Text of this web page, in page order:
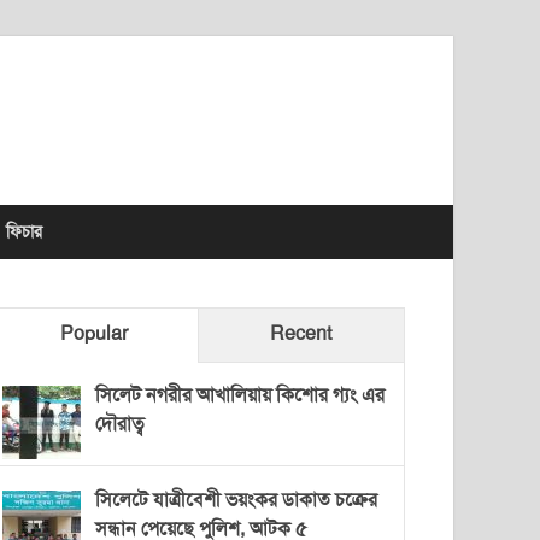
ফিচার
Popular Recent
সিলেট নগরীর আখালিয়ায় কিশোর গ্যং এর
দৌরাত্ব
সিলেটে যাত্রীবেশী ভয়ংকর ডাকাত চক্রের
সন্ধান পেয়েছে পুলিশ, আটক ৫